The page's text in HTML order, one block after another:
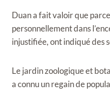
Duan a fait valoir que
personnellement dans
injustifiée, ont indiqué des
Le jardin zoologique et
a connu un regain de